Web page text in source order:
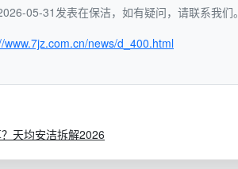
30-45元/小时
05-31发表在保洁，如有疑问，请联系我们。
www.7jz.com.cn/news/d_400.html
天均安洁拆解2026